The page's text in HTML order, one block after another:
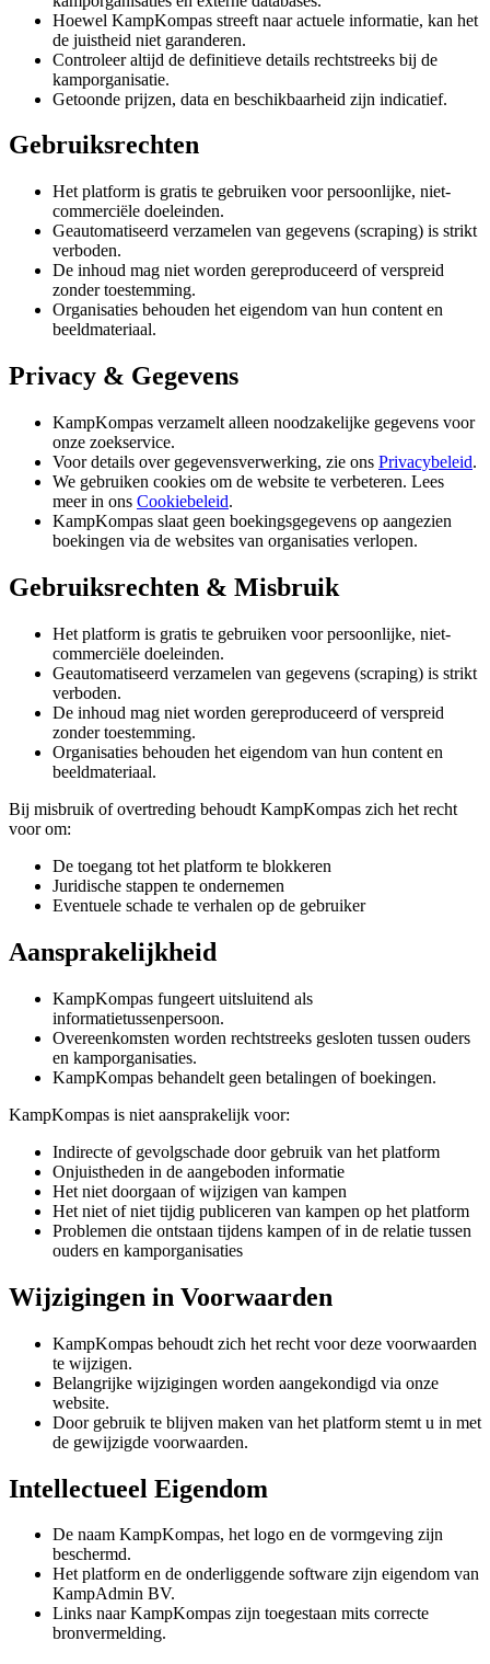
Hoewel KampKompas streeft naar actuele informatie, kan het
de juistheid niet garanderen.
Controleer altijd de definitieve details rechtstreeks bij de
kamporganisatie.
Getoonde prijzen, data en beschikbaarheid zijn indicatief.
Gebruiksrechten
Het platform is gratis te gebruiken voor persoonlijke, niet-
commerciële doeleinden.
Geautomatiseerd verzamelen van gegevens (scraping) is strikt
verboden.
De inhoud mag niet worden gereproduceerd of verspreid
zonder toestemming.
Organisaties behouden het eigendom van hun content en
beeldmateriaal.
Privacy & Gegevens
KampKompas verzamelt alleen noodzakelijke gegevens voor
onze zoekservice.
Voor details over gegevensverwerking, zie ons Privacybeleid.
We gebruiken cookies om de website te verbeteren. Lees
meer in ons Cookiebeleid.
KampKompas slaat geen boekingsgegevens op aangezien
boekingen via de websites van organisaties verlopen.
Gebruiksrechten & Misbruik
Het platform is gratis te gebruiken voor persoonlijke, niet-
commerciële doeleinden.
Geautomatiseerd verzamelen van gegevens (scraping) is strikt
verboden.
De inhoud mag niet worden gereproduceerd of verspreid
zonder toestemming.
Organisaties behouden het eigendom van hun content en
beeldmateriaal.
Bij misbruik of overtreding behoudt KampKompas zich het recht
voor om:
De toegang tot het platform te blokkeren
Juridische stappen te ondernemen
Eventuele schade te verhalen op de gebruiker
Aansprakelijkheid
KampKompas fungeert uitsluitend als
informatietussenpersoon.
Overeenkomsten worden rechtstreeks gesloten tussen ouders
en kamporganisaties.
KampKompas behandelt geen betalingen of boekingen.
KampKompas is niet aansprakelijk voor:
Indirecte of gevolgschade door gebruik van het platform
Onjuistheden in de aangeboden informatie
Het niet doorgaan of wijzigen van kampen
Het niet of niet tijdig publiceren van kampen op het platform
Problemen die ontstaan tijdens kampen of in de relatie tussen
ouders en kamporganisaties
Wijzigingen in Voorwaarden
KampKompas behoudt zich het recht voor deze voorwaarden
te wijzigen.
Belangrijke wijzigingen worden aangekondigd via onze
website.
Door gebruik te blijven maken van het platform stemt u in met
de gewijzigde voorwaarden.
Intellectueel Eigendom
De naam KampKompas, het logo en de vormgeving zijn
beschermd.
Het platform en de onderliggende software zijn eigendom van
KampAdmin BV.
Links naar KampKompas zijn toegestaan mits correcte
bronvermelding.